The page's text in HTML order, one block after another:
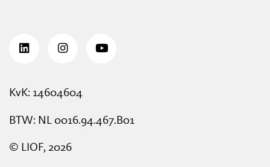
KvK: 14604604
BTW: NL 0016.94.467.B01
© LIOF, 2026